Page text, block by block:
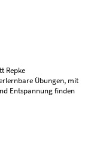
Repke
Übungen, mit
Entspannung finden